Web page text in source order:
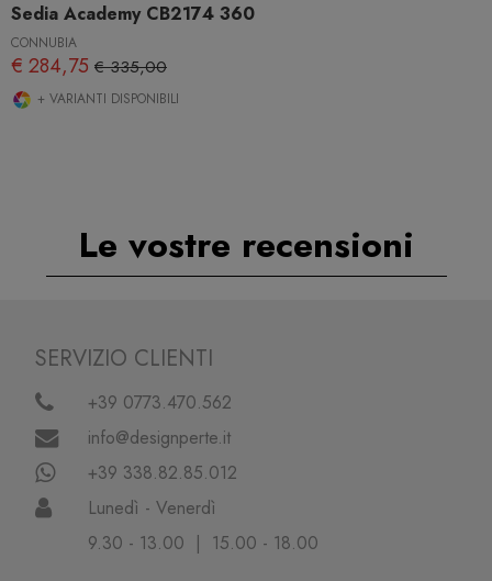
Sedia Academy CB2174 360
CONNUBIA
€ 284,75 € 335,00
+ VARIANTI DISPONIBILI
Le vostre recensioni
SERVIZIO CLIENTI
+39 0773.470.562
info@designperte.it
+39 338.82.85.012
Lunedì - Venerdì
9.30 - 13.00 | 15.00 - 18.00